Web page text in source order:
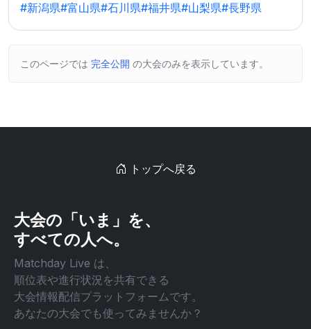
#新潟県#富山県#石川県#福井県#山梨県#長野県
このページでは 完全公開 の大会のみを表示しています。
トップへ戻る
大会の「いま」を、
すべての人へ。
Matchday Live は、
順位表や進行状況を共有できる
大会情報配信プラットフォームです。
あなたの大会でも使ってみませんか？